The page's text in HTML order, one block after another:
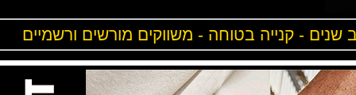
- קנייה בטוחה - משווקים מורשים ורשמיים